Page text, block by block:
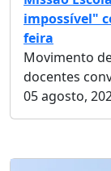
impossível"
feira
Movimento
docentes
05 agosto,